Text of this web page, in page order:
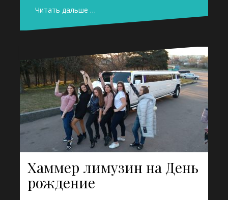
Читать дальше …
Хаммер лимузин на День
рождение